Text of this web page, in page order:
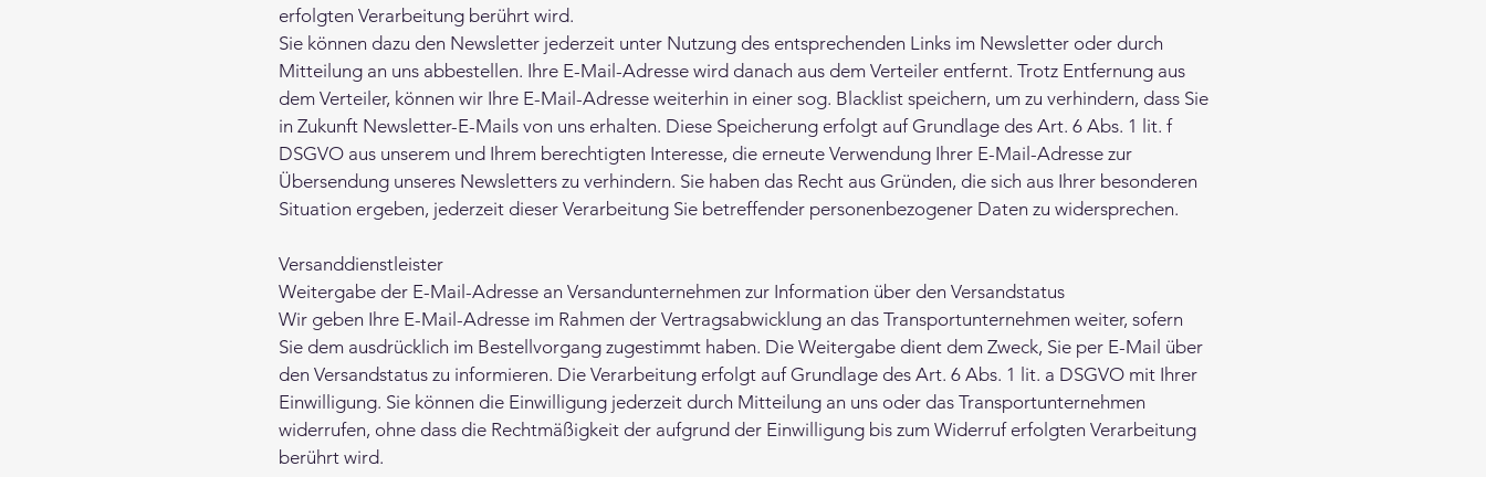
erfolgten Verarbeitung berührt wird.
Sie können dazu den Newsletter jederzeit unter Nutzung des entsprechenden Links im Newsletter oder durch
Mitteilung an uns abbestellen. Ihre E-Mail-Adresse wird danach aus dem Verteiler entfernt. Trotz Entfernung aus
dem Verteiler, können wir Ihre E-Mail-Adresse weiterhin in einer sog. Blacklist speichern, um zu verhindern, dass Sie
in Zukunft Newsletter-E-Mails von uns erhalten. Diese Speicherung erfolgt auf Grundlage des Art. 6 Abs. 1 lit. f
DSGVO aus unserem und Ihrem berechtigten Interesse, die erneute Verwendung Ihrer E-Mail-Adresse zur
Übersendung unseres Newsletters zu verhindern. Sie haben das Recht aus Gründen, die sich aus Ihrer besonderen
Situation ergeben, jederzeit dieser Verarbeitung Sie betreffender personenbezogener Daten zu widersprechen.
Versanddienstleister
Weitergabe der E-Mail-Adresse an Versandunternehmen zur Information über den Versandstatus
Wir geben Ihre E-Mail-Adresse im Rahmen der Vertragsabwicklung an das Transportunternehmen weiter, sofern
Sie dem ausdrücklich im Bestellvorgang zugestimmt haben. Die Weitergabe dient dem Zweck, Sie per E-Mail über
den Versandstatus zu informieren. Die Verarbeitung erfolgt auf Grundlage des Art. 6 Abs. 1 lit. a DSGVO mit Ihrer
Einwilligung. Sie können die Einwilligung jederzeit durch Mitteilung an uns oder das Transportunternehmen
widerrufen, ohne dass die Rechtmäßigkeit der aufgrund der Einwilligung bis zum Widerruf erfolgten Verarbeitung
berührt wird.